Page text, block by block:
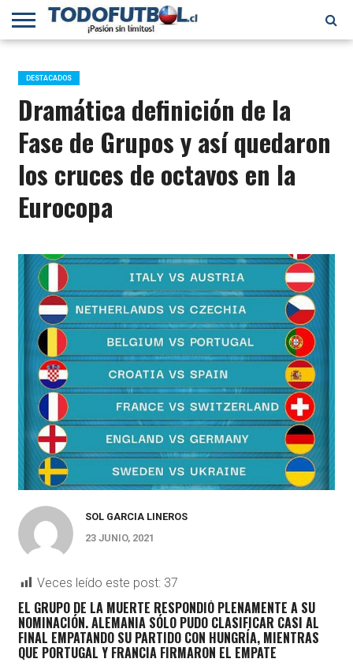
PRIMERA
B
SELECCIÓN
CHILENA
CHILENOS
EN EL
MUNDO
FÚTBOL
INTERNACIONAL
DESTACADOS
Dramática definición de la
Fase de Grupos y así quedaron
los cruces de octavos en la
Eurocopa
SOL GARCIA LINEROS
23 JUNIO, 2021
Veces leído este post: 37
EL GRUPO DE LA MUERTE RESPONDIÓ PLENAMENTE A SU
NOMINACIÓN. ALEMANIA SÓLO PUDO CLASIFICAR CASI AL
FINAL EMPATANDO SU PARTIDO CON HUNGRÍA, MIENTRAS
QUE PORTUGAL Y FRANCIA FIRMARON EL EMPATE